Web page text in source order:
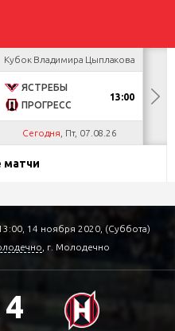
Кубок Владимира Цыплакова
ЯСТРЕБЫ
ПРОГРЕСС
13:00
Сегодня , Пт, 07.08.26
матчи
14 ноября 2020, (Суббота)
, г. Молодечно
4